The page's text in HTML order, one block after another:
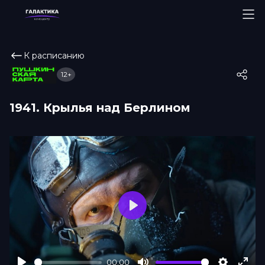
К расписанию
1941. Крылья над Берлином
12+
00:00
Play